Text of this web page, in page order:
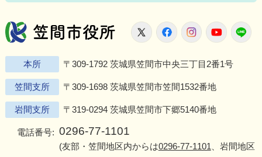
笠間市役所
X FacebookInstagram
本所 〒309-1792 茨城県笠間市中央三丁目2番1号
笠間支所 〒309-1698 茨城県笠間市笠間1532番地
岩間支所 〒319-0294 茨城県笠間市下郷5140番地
電話番号: 0296-77-1101
(友部・笠間地区内からは0296-77-1101 、岩間地区